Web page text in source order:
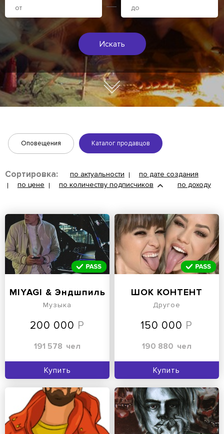
Искать
Оповещения Каталог продавцов
Сортировка: по актуальности
по дате создания
по цене
по количеству подписчиков по доходу
MIYAGI & Эндшпиль
Музыка
200 000
191 578 чел
Купить
ШОК КОНТЕНТ
Другое
150 000
190 880 чел
Купить